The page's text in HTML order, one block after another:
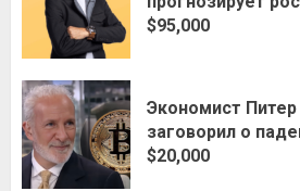
$95,000
Экономист
заговорил о
$20,000